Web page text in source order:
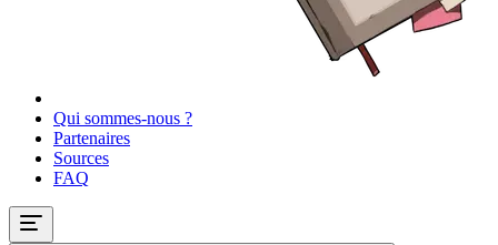
Qui sommes-nous ?
Partenaires
Sources
FAQ